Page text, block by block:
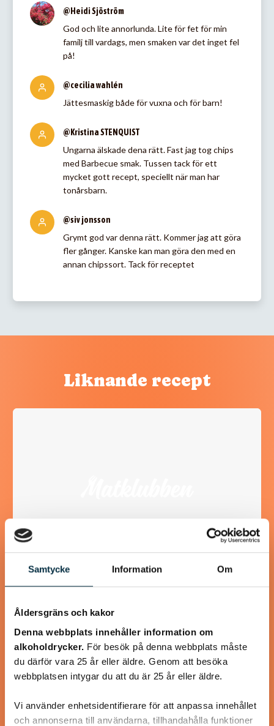
Samtycke Information Om
Åldersgräns och kakor
Denna webbplats innehåller information om
alkoholdrycker. För besök på denna webbplats måste
du därför vara 25 år eller äldre. Genom att besöka
webbplatsen intygar du att du är 25 år eller äldre.
Vi använder enhetsidentifierare för att anpassa innehållet
och annonserna till användarna, tillhandahålla funktioner
@Heidi Sjöström
God och lite annorlunda. Lite för fet för min
familj till vardags, men smaken var det inget fel
på!
@cecilia wahlén
Jättesmaskig både för vuxna och för barn!
@Kristina STENQUIST
Ungarna älskade dena rätt. Fast jag tog chips
med Barbecue smak. Tussen tack för ett
mycket gott recept, speciellt när man har
tonårsbarn.
@siv jonsson
Grymt god var denna rätt. Kommer jag att göra
fler gånger. Kanske kan man göra den med en
annan chipssort. Tack för receptet
Liknande recept
Västerbotten- och
parmesanpanerad kycklingfilé
Ibland blir det bästa resultatet när man tager vad man
haver, dvs. inte tillräckligt mycket av den ena sortens ost.
Just tillsammans med en…